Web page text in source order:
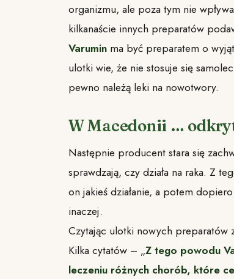
organizmu, ale poza tym nie
kilkanaście innych preparatów
Varumin ma być preparatem o
ulotki wie, że nie stosuje się
pewno należą leki na nowotwory.
W Macedonii …
Następnie producent stara się
sprawdzają, czy działa na raka. Z
on jakieś działanie, a potem
inaczej.
Czytając ulotki nowych preparatów
Kilka cytatów – „Z tego powodu
leczeniu różnych chorób, które